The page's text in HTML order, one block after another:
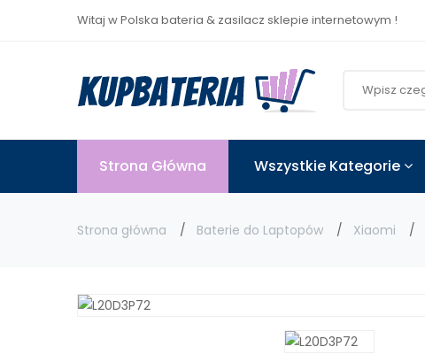
Witaj w Polska bateria & zasilacz sklepie internetowym !
Strona Główna Wszystkie Kategorie
Strona główna Baterie do Laptopów Xiaomi